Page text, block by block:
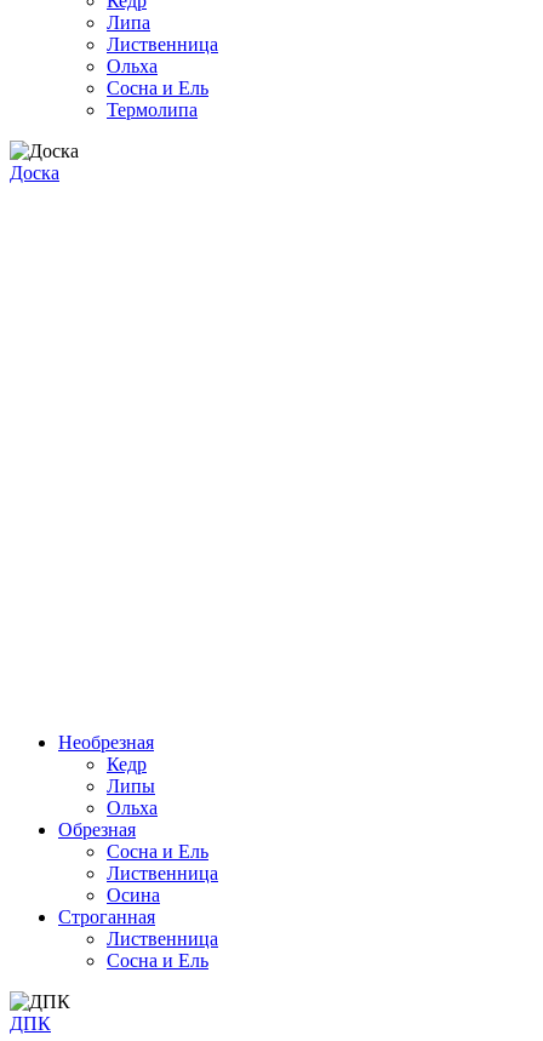
Липа
Лиственница
Ольха
Сосна и Ель
Термолипа
Доска
Необрезная
Кедр
Липы
Ольха
Обрезная
Cосна и Ель
Лиственница
Осина
Строганная
Лиственница
Сосна и Ель
ДПК